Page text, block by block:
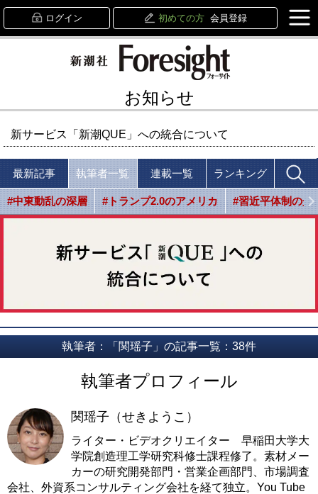
ログイン 初めての方 会員登録
お知らせ
新サービス「新潮QUE」への統合について
最新記事 執筆者一覧 連載一覧 ランキング
#中東動乱の深層 #トランプ2.0のアメリカ #習近平体制の光
執筆者：「関瑶子」の記事一覧：38件
執筆者プロフィール
関瑶子（せきようこ）
ライター・ビデオクリエイター 早稲田大学大
学院創造理工学研究科修士課程修了。素材メー
カーの研究開発部門・営業企画部門、市場調査
会社、外資系コンサルティング会社を経て独立。You Tube